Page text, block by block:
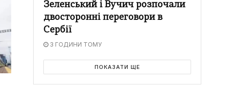
Зеленський і Вучич розпочали
двосторонні переговори в
Сербії
3 ГОДИНИ ТОМУ
ПОКАЗАТИ ЩЕ